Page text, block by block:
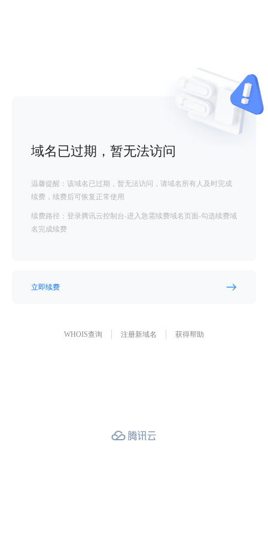
域名已过期，暂无法访问
温馨提醒：该域名已过期，暂无法访问，请域名所有人及时完成
续费，续费后可恢复正常使用
续费路径：登录腾讯云控制台-进入急需续费域名页面-勾选续费域
名完成续费
立即续费
WHOIS查询 注册新域名 获得帮助